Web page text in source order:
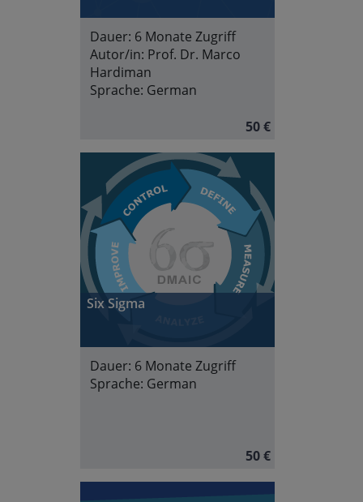
Dauer: 6 Monate Zugriff
Autor/in: Prof. Dr. Marco
Hardiman
Sprache: German
50 €
Six Sigma
Dauer: 6 Monate Zugriff
Sprache: German
50 €